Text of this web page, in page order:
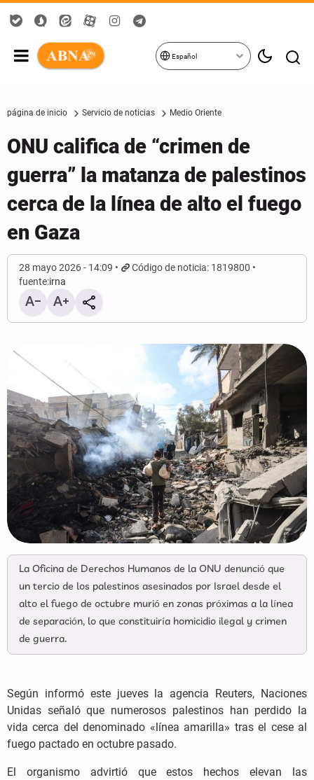
Español
página de inicio Servicio de noticias Medio Oriente
ONU califica de “crimen de
guerra” la matanza de palestinos
cerca de la línea de alto el fuego
en Gaza
28 mayo 2026 - 14:09
Código de noticia: 1819800
fuente:irna
La Oficina de Derechos Humanos de la ONU denunció que
un tercio de los palestinos asesinados por Israel desde el
alto el fuego de octubre murió en zonas próximas a la línea
de separación, lo que constituiría homicidio ilegal y crimen
de guerra.
Según informó este jueves la agencia Reuters, Naciones
Unidas señaló que numerosos palestinos han perdido la
vida cerca del denominado «línea amarilla» tras el cese al
fuego pactado en octubre pasado.
El organismo advirtió que estos hechos elevan las